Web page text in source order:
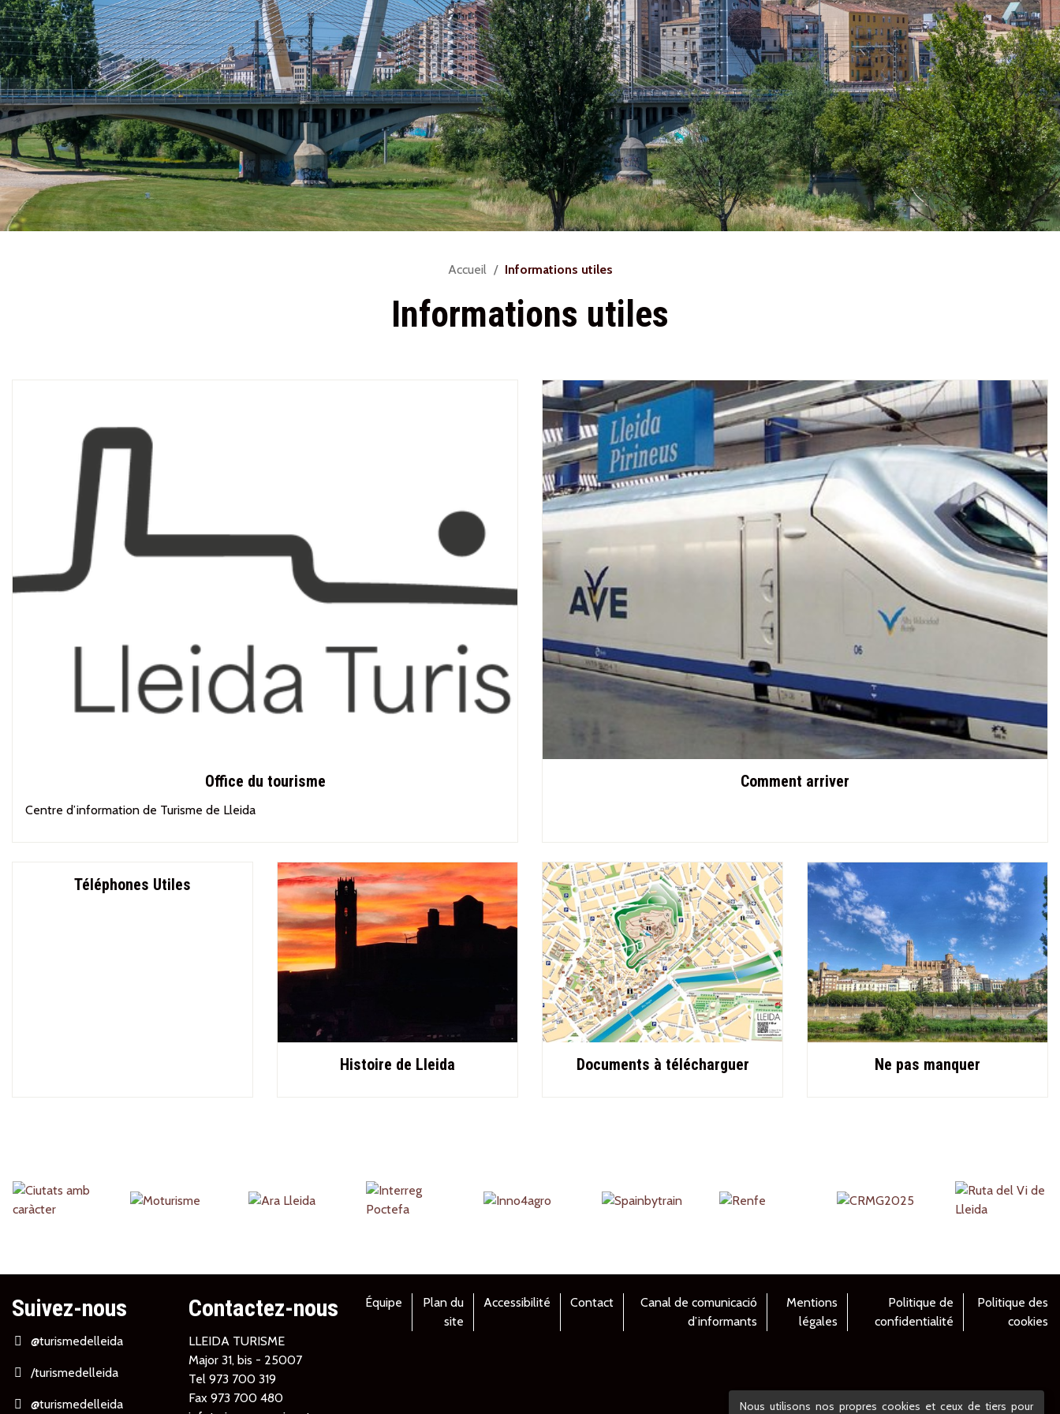
Vous
ici :
Accueil Informations utiles
Informations utiles
Office du tourisme
Centre d’information de Turisme de Lleida
Comment arriver
Téléphones Utiles
Histoire de Lleida Documents à télécharguer Ne pas manquer
Partners
Suivez-nous
@turismedelleida
/turismedelleida
@turismedelleida
Contactez-nous
LLEIDA TURISME
Major 31, bis - 25007
Tel 973 700 319
Fax 973 700 480
Équipe
Plan du
site
Accessibilité Contact
Canal de comunicació
d’informants
Mentions
légales
Politique de
confidentialité
Politique des
cookies
Nous utilisons nos propres cookies et ceux de tiers pour